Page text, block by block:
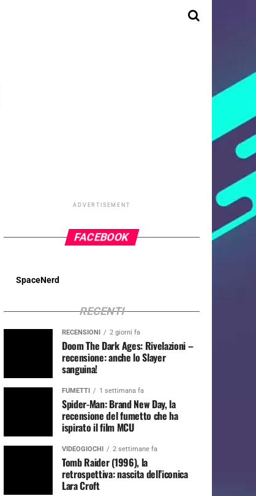
ADVERTISEMENT
FACEBOOK
SpaceNerd
RECENTI
RECENSIONI 2 giorni fa
Doom The Dark Ages: Rivelazioni –
recensione: anche lo Slayer
sanguina!
FUMETTI 1 settimana fa
Spider-Man: Brand New Day, la
recensione del fumetto che ha
ispirato il film MCU
VIDEOGIOCHI 2 settimane fa
Tomb Raider (1996), la
retrospettiva: nascita dell’iconica
Lara Croft